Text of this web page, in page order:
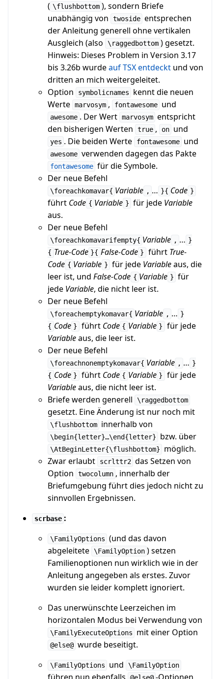
( \flushbottom ), sondern Briefe
unabhängig von
twoside entsprechen
der Anleitung generell ohne vertikalen
Ausgleich (also
\raggedbottom ) gesetzt.
Hinweis: Dieses Problem in Version 3.17
bis 3.26b wurdeauf TSX entdeckt und von
dritten an mich weitergeleitet.
Option
symbolicnames
kennt die neuen
Werte marvosym , fontawesome und
awesome . Der Wert marvosym entspricht
den bisherigen Werten
true , on und
yes . Die beiden Werte fontawesome und
awesome verwenden dagegen das Pakte
fontawesome für die Symbole.
Der neue Befehl
\foreachkomavar{ Variable , … }{ Code }
führt Code { Variable } für jede Variable
aus.
Der neue Befehl
\foreachkomavarifempty{ Variable , … }
{ True-Code }{ False-Code } führt True-
Code { Variable } für jede Variableaus, die
leer ist, und False-Code { Variable } für
jede Variable, die nicht leer ist.
Der neue Befehl
\foreachemptykomavar{ Variable , … }
{ Code } führt Code { Variable }
für jede
Variableaus, die leer ist.
Der neue Befehl
\foreachnonemptykomavar{ Variable , … }
{ Code } führt Code { Variable }
für jede
Variableaus, die nicht leer ist.
Briefe werden generell
\raggedbottom
gesetzt. Eine Änderung ist nur noch mit
\flushbottom innerhalb von
\begin{letter}…\end{letter} bzw. über
\AtBeginLetter{\flushbottom}
möglich.
Zwar erlaubt
scrlttr2 das Setzen von
Option
twocolumn , innerhalb der
Briefumgebung führt dies jedoch nicht zu
sinnvollen Ergebnissen.
scrbase :
\FamilyOptions (und das davon
abgeleitete \FamilyOption ) setzen
Familienoptionen nun wirklich wie in der
Anleitung angegeben als erstes. Zuvor
wurden sie leider komplett ignoriert.
Das unerwünschte Leerzeichen im
horizontalen Modus bei Verwendung von
\FamilyExecuteOptions mit einer Option
@else@ wurde beseitigt.
\FamilyOptions und \FamilyOption